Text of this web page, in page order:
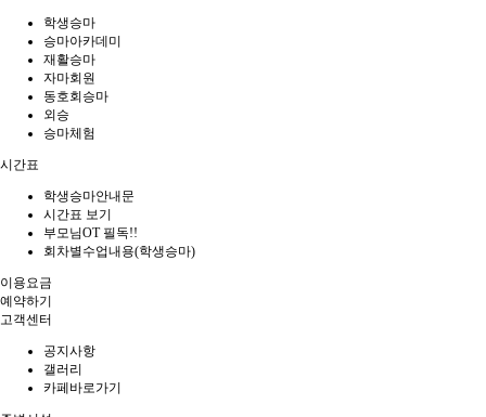
학생승마
승마아카데미
재활승마
자마회원
동호회승마
외승
승마체험
시간표
학생승마안내문
시간표 보기
부모님OT 필독!!
회차별수업내용(학생승마)
이용요금
예약하기
고객센터
공지사항
갤러리
카페바로가기